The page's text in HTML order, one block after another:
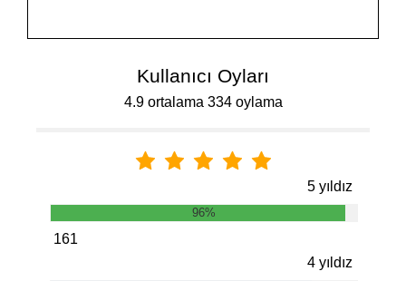
Kullanıcı Oyları
4.9 ortalama 334 oylama
5 yıldız
96%
161
4 yıldız